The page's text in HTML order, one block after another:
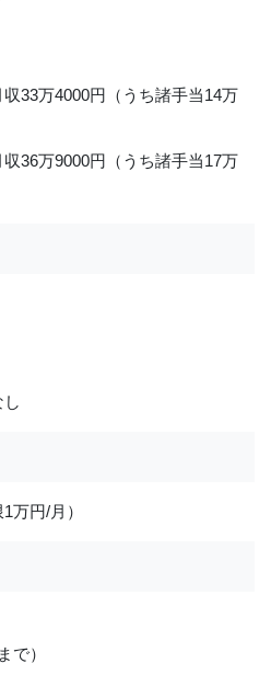
33万4000円（うち諸手当14万
36万9000円（うち諸手当17万
万円/月）
で）